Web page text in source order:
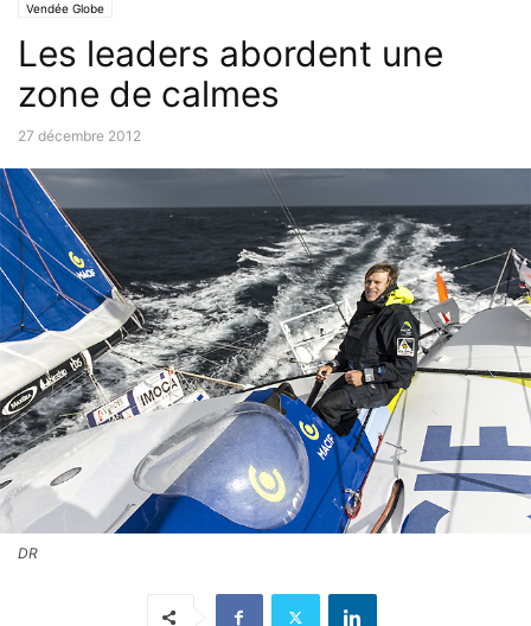
Vendée Globe
Les leaders abordent une
zone de calmes
27 décembre 2012
DR